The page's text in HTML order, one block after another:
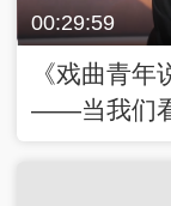
00:29:59
《戏曲青
——当我们看